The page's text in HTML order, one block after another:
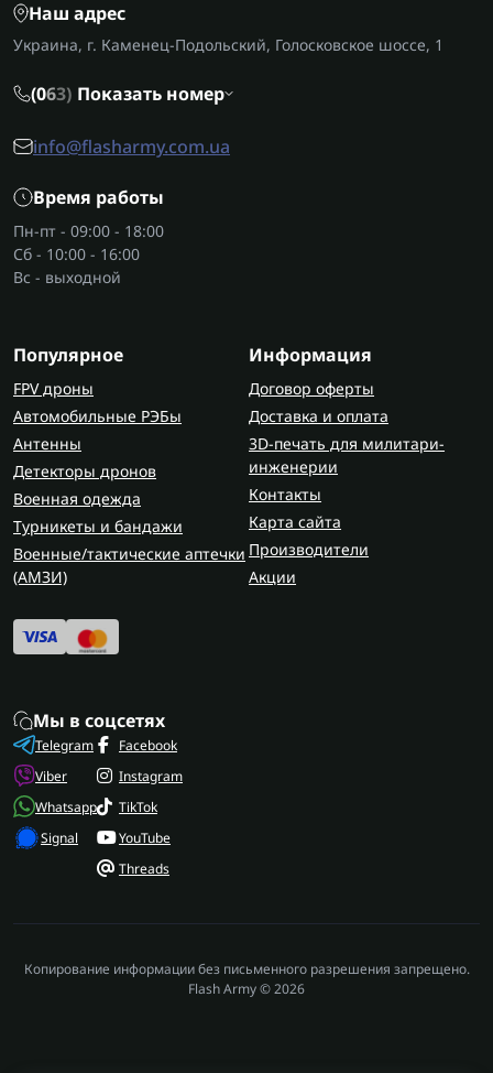
Наш адрес
Украина, г. Каменец-Подольский, Голосковское шоссе, 1
(063) Показать номер
info@flasharmy.com.ua
Время работы
Пн-пт - 09:00 - 18:00
Сб - 10:00 - 16:00
Вс - выходной
Популярное
FPV дроны
Автомобильные РЭБы
Антенны
Детекторы дронов
Военная одежда
Турникеты и бандажи
Военные/тактические аптечки
(AMЗИ)
Информация
Договор оферты
Доставка и оплата
3D-печать для милитари-
инженерии
Контакты
Карта сайта
Производители
Акции
Мы в соцсетях
Telegram
Viber
Whatsapp
Signal
Facebook
Instagram
TikTok
YouTube
Threads
Копирование информации без письменного разрешения запрещено.
Flash Army © 2026